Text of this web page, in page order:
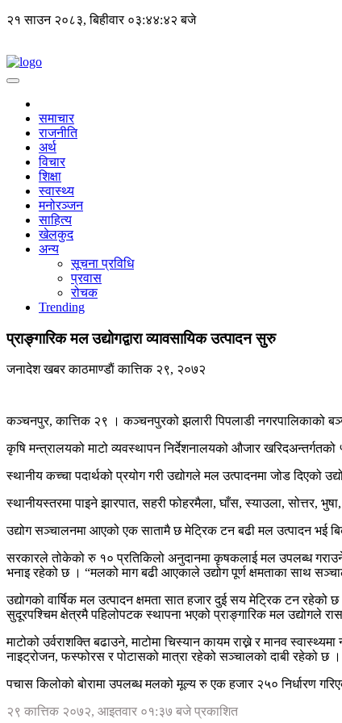
२१ साउन २०८३, बिहीवार ०३:४४:४२ बजे
समाचार
राजनीति
अर्थ
विचार
शिक्षा
स्वास्थ्य
मनोरञ्जन
साहित्य
खेलकुद
अन्य
सूचना प्रविधि
प्रवास
रोचक
Trending
प्राङ्गारिक मल उद्योगद्वारा व्यावसायिक उत्पादन सुरु
जनादेश खबरकाठमाण्डाैंकात्तिक २९, २०७२
कञ्चनपुर, कात्तिक २९ । कञ्चनपुरको झलारी पिपलाडी नगरपालिकाको
कृषि मन्त्रालयको माटो व्यवस्थापन निर्देशनालयको औजार
स्थानीय कच्चा पदार्थको प्रयोग गरी उद्योगले मल उत्पादनमा जोड दिएको
स्थानीयस्तरमा पाइने झारपात, सहरी फोहरमैला, घाँस, स्याउला, सोत्तर,
उद्योग सञ्चालनमा आएको एक सातामै छ मेट्रिक टन बढी मल उत्पादन भई
सरकारले तोकेको रु १० प्रतिकिलो अनुदानमा कृषकलाई मल उपलब्ध गराउने
भनाइ रहेको छ । “मलको माग बढी आएकाले उद्योग पूर्ण क्षमताका साथ
उद्योगको वार्षिक मल उत्पादन क्षमता सात हजार दुई सय मेट्रिक टन
सुदूरपश्चिम क्षेत्रमै पहिलोपटक स्थापना भएको प्राङ्गारिक मल उद्योगले
माटोको उर्वराशक्ति बढाउने, माटोमा चिस्यान कायम राख्ने र मानव
नाइट्रोजन, फस्फोरस र पोटासको मात्रा रहेको सञ्चालको दाबी रहेको छ ।
पचास किलोको बोरामा उपलब्ध मलको मूल्य रु एक हजार २५० निर्धारण
२९ कात्तिक २०७२, आइतवार ०१:३७ बजे प्रकाशित